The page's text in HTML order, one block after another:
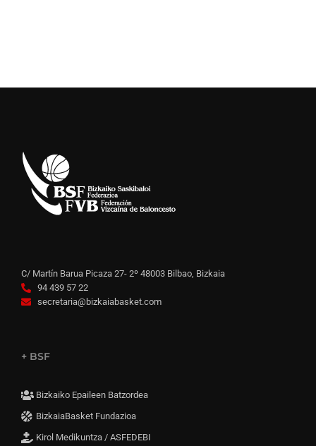
C/ Martín Barua Picaza 27- 2º 48003 Bilbao, Bizkaia
94 439 57 22
secretaria@bizkaiabasket.com
+ BSF
Bizkaiko Epaileen Batzordea
BizkaiaBasket Fundazioa
Kirol Medikuntza / ASFEDEBI